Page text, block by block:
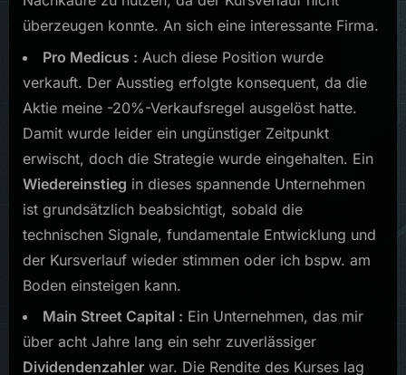
überzeugen konnte. An sich eine interessante Firma.
Pro Medicus : Auch diese Position wurde
verkauft. Der Ausstieg erfolgte konsequent, da die
Aktie meine -20%-Verkaufsregel ausgelöst hatte.
Damit wurde leider ein ungünstiger Zeitpunkt
erwischt, doch die Strategie wurde eingehalten. Ein
Wiedereinstieg in dieses spannende Unternehmen
ist grundsätzlich beabsichtigt, sobald die
technischen Signale, fundamentale Entwicklung und
der Kursverlauf wieder stimmen oder ich bspw. am
Boden einsteigen kann.
Main Street Capital : Ein Unternehmen, das mir
über acht Jahre lang ein sehr zuverlässiger
Dividendenzahler war. Die Rendite des Kurses lag